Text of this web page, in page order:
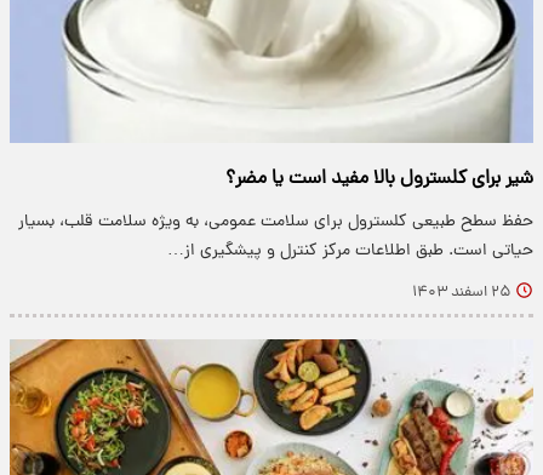
شیر برای کلسترول بالا مفید است یا مضر؟
حفظ سطح طبیعی کلسترول برای سلامت عمومی، به ویژه سلامت قلب، بسیار
حیاتی است. طبق اطلاعات مرکز کنترل و پیشگیری از…
۲۵ اسفند ۱۴۰۳